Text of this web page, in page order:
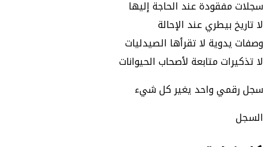
سجلات مفقودة عند الحاجة إليها
لا تاريخ بيطري عند الإحالة
وصفات يدوية لا تقرأها الصيدليات
لا تذكيرات متابعة لأصحاب الحيوانات
سجل رقمي واحد يغير كل شيء
السجل